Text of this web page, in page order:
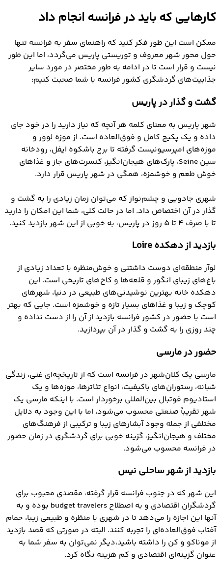
کارهایی که باید در فرانسه انجام داد
ممکن است این طور فکر کنید که راهنمای سفر به فرانسه تنها
حول محور شهر معروف و توریستی پاریس می‌گردد، اما این طور
نیست و قرار است تا در ادامه به طور مختصر در مورد سایر
جذابیت‌های گردشگری کشور فرانسه با شما صحبت کنیم:
گشت و گذار در پاریس
شهر پاریس به معنای کلمه هر آنچه که نیاز دارید را در خود جای
داده و یک پکیج کامل و فوق‌العاده است. از موزه لوور و
موزه‌های امپرسیونیست گرفته تا برج باشکوه ایفل، رودخانه
سین Seine، پارک‌های هیجان‌انگیز، کنسرت‌های جاز و غذاهای
خوش طعم و خوشمزه، همگی در شهر پاریس قرار دارد.
شهری جادویی و چشم‌نواز که می‌توان زمان زیادی را به گشت و
گذار در آن اختصاص داد. اما در حالت کلی، شما این امکان را دارید
تا با صرف 4 تا 5 روز در پاریس، به خوبی از این شهر بازدید کنید.
بازدید از دهکده Loire
لوآر منطقه‌ای دوست داشتنی و خوش‌منظره با تعداد زیادی از
باغ‌های زیبای انگور و قلعه‌ها و کاخ‌های تاریخی است. این
دهکده خانه بهترین نوشیدنی‌های طبیعی در دنیا، شهرهای
کوچک و زیبا و غذاهای بسیار تازه و خوشمزه است. جایی که بهتر
است با حضور در کشور فرانسه بازدید از آن را از دست نداده و
چند روزی را به گشت و گذار در آن بپردازید.
حضور در مارسی
مارسی یک کلان‌شهر در فرانسه است که از تاریخچه‌ای غنی، زندگی
شبانه، رستوران‌های باکیفیت، انواع تئاترها، موزه‌ها و یک
استادیوم فوتبال بین‌المللی برخوردار است. با اینکه مارسی یک
شهر تقریباً صنعتی محسوب می‌شود، اما با این وجود به دلایل
مختلفی از جمله وجود آبشارهای زیبا و ترکیبی از فرهنگ‌های
مختلف و هیجان‌انگیز، گزینه خوبی برای گردشگری در زمان حضور
در فرانسه محسوب می‌شود.
بازدید از شهر ساحلی نیس
این شهر که در جنوب فرانسه قرار گرفته، مقصدی محبوب برای
گردشگران اقتصادی و به اصطلاح budget travelers بوده و به
آنها این اجازه را می‌دهد تا در شهری با منظره و طبیعی زیبا، حمام
آفتاب فوق‌العاده‌ای را تجربه کنند. البته در صورتی که قصد بازدید
از موناکو و کن را داشته باشید،دیگر نمی‌توان به سفر شما به
عنوان گزینه‌ای اقتصادی و کم هزینه نگاه کرد.